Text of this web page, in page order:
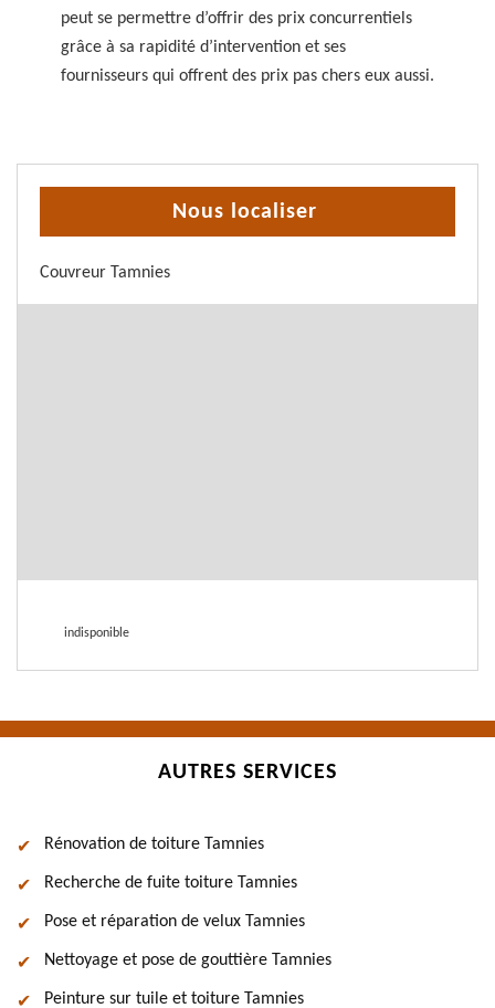
peut se permettre d’offrir des prix concurrentiels
grâce à sa rapidité d’intervention et ses
fournisseurs qui offrent des prix pas chers eux aussi.
Nous localiser
Couvreur Tamnies
indisponible
AUTRES SERVICES
Rénovation de toiture Tamnies
Recherche de fuite toiture Tamnies
Pose et réparation de velux Tamnies
Nettoyage et pose de gouttière Tamnies
Peinture sur tuile et toiture Tamnies